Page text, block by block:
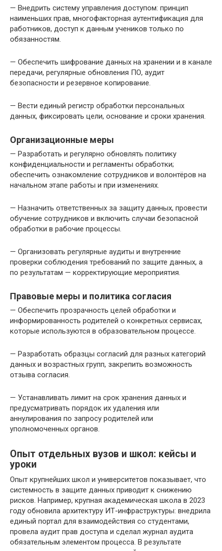
— Внедрить систему управления доступом: принцип
наименьших прав, многофакторная аутентификация для
работников, доступ к данным учеников только по
обязанностям.
— Обеспечить шифрование данных на хранении и в канале
передачи, регулярные обновления ПО, аудит
безопасности и резервное копирование.
— Вести единый регистр обработки персональных
данных, фиксировать цели, основание и сроки хранения.
Организационные меры
— Разработать и регулярно обновлять политику
конфиденциальности и регламенты обработки;
обеспечить ознакомление сотрудников и волонтёров на
начальном этапе работы и при изменениях.
— Назначить ответственных за защиту данных, провести
обучение сотрудников и включить случаи безопасной
обработки в рабочие процессы.
— Организовать регулярные аудиты и внутренние
проверки соблюдения требований по защите данных, а
по результатам — корректирующие мероприятия.
Правовые меры и политика согласия
— Обеспечить прозрачность целей обработки и
информированность родителей о конкретных сервисах,
которые используются в образовательном процессе.
— Разработать образцы согласий для разных категорий
данных и возрастных групп, закрепить возможность
отзыва согласия.
— Устанавливать лимит на срок хранения данных и
предусматривать порядок их удаления или
аннулирования по запросу родителей или
уполномоченных органов.
Опыт отдельных вузов и школ: кейсы и
уроки
Опыт крупнейших школ и университетов показывает, что
системность в защите данных приводит к снижению
рисков. Например, крупная академическая школа в 2023
году обновила архитектуру ИТ-инфраструктуры: внедрила
единый портал для взаимодействия со студентами,
провела аудит прав доступа и сделал журнал аудита
обязательным элементом процесса. В результате